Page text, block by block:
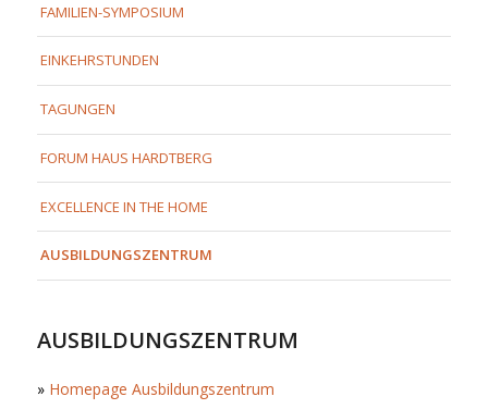
FAMILIEN-SYMPOSIUM
EINKEHRSTUNDEN
TAGUNGEN
FORUM HAUS HARDTBERG
EXCELLENCE IN THE HOME
AUSBILDUNGSZENTRUM
AUSBILDUNGSZENTRUM
» Homepage Ausbildungszentrum